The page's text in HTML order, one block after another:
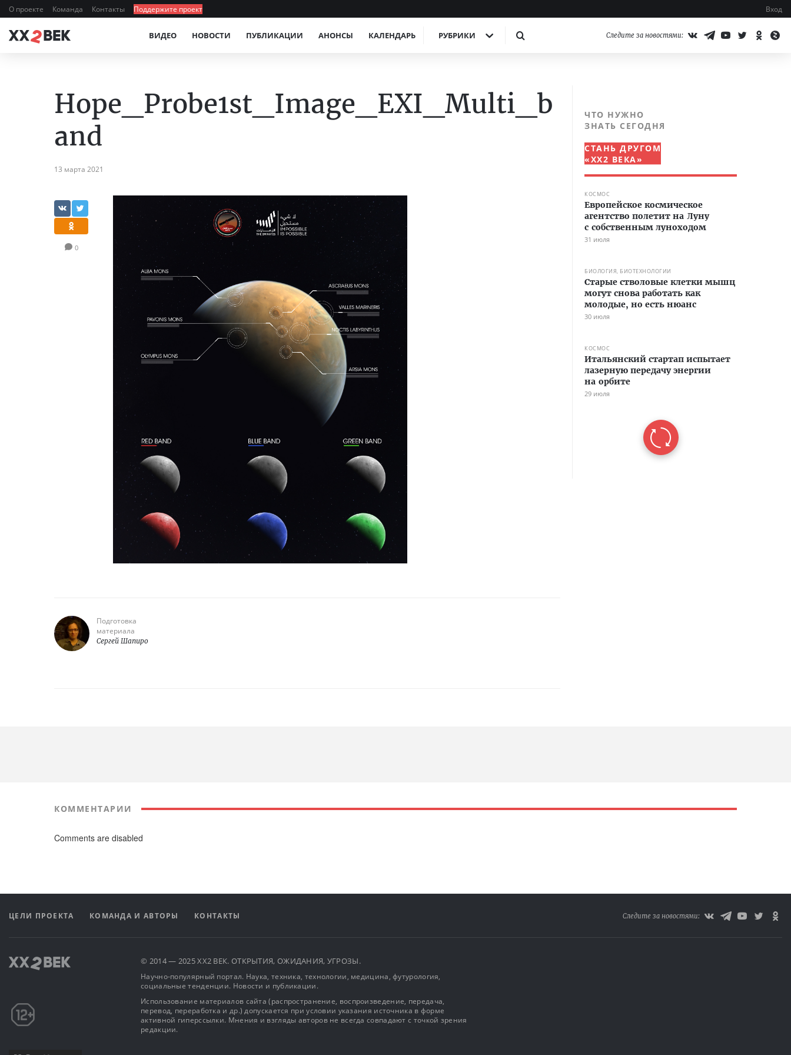
О проекте Команда Контакты Поддержите проект Вход
ВИДЕО НОВОСТИ ПУБЛИКАЦИИ АНОНСЫ КАЛЕНДАРЬ РУБРИКИ Следите за новостями:
Hope_Probe1st_Image_EXI_Multi_b
and
13 марта 2021
0
Подготовка
материала
Сергей Шапиро
ЧТО НУЖНО
ЗНАТЬ СЕГОДНЯ
СТАНЬ ДРУГОМ
«XX2 ВЕКА»
КОСМОС
Европейское космическое
агентство полетит на Луну
с собственным луноходом
31 июля
БИОЛОГИЯ, БИОТЕХНОЛОГИИ
Старые стволовые клетки мышц
могут снова работать как
молодые, но есть нюанс
30 июля
КОСМОС
Итальянский стартап испытает
лазерную передачу энергии
на орбите
29 июля
КОММЕНТАРИИ
Comments are disabled
ЦЕЛИ ПРОЕКТА КОМАНДА И АВТОРЫ КОНТАКТЫ Следите за новостями:
© 2014 — 2025 XX2 ВЕК. ОТКРЫТИЯ, ОЖИДАНИЯ, УГРОЗЫ.
Научно-популярный портал. Наука, техника, технологии, медицина, футурология,
социальные тенденции. Новости и публикации.
Использование материалов сайта (распространение, воспроизведение, передача,
перевод, переработка и др.) допускается при условии указания источника в форме
активной гиперссылки. Мнения и взгляды авторов не всегда совпадают с точкой зрения
редакции.